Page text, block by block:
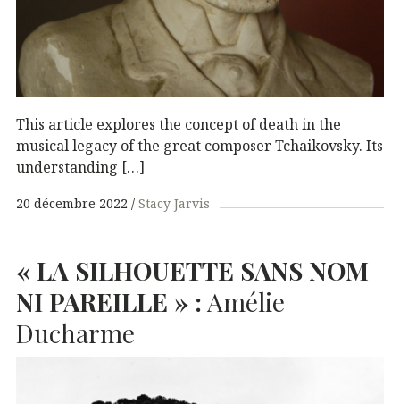
This article explores the concept of death in the
musical legacy of the great composer Tchaikovsky. Its
understanding […]
20 décembre 2022 Stacy Jarvis
« LA SILHOUETTE SANS NOM
NI PAREILLE » : Amélie
Ducharme